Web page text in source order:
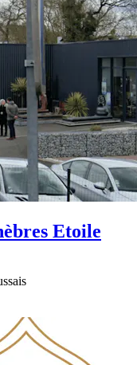
Etoile